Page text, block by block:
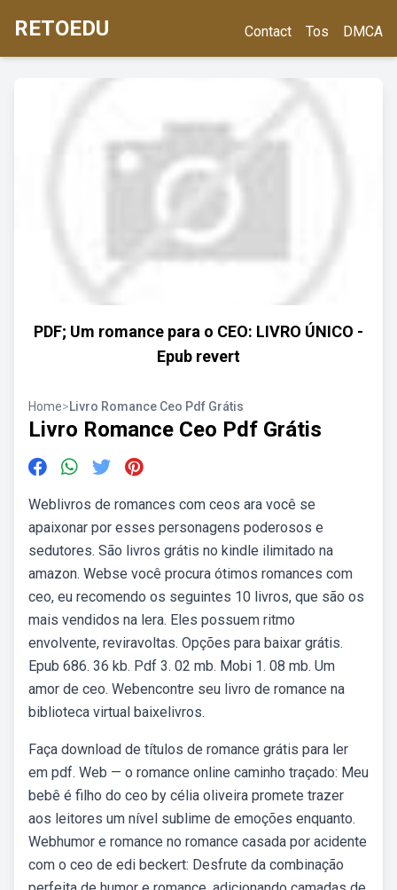
RETOEDU Contact Tos DMCA
PDF; Um romance para o CEO: LIVRO ÚNICO -
Epub revert
Home>Livro Romance Ceo Pdf Grátis
Livro Romance Ceo Pdf Grátis
Weblivros de romances com ceos ara você se
apaixonar por esses personagens poderosos e
sedutores. São livros grátis no kindle ilimitado na
amazon. Webse você procura ótimos romances com
ceo, eu recomendo os seguintes 10 livros, que são os
mais vendidos na lera. Eles possuem ritmo
envolvente, reviravoltas. Opções para baixar grátis.
Epub 686. 36 kb. Pdf 3. 02 mb. Mobi 1. 08 mb. Um
amor de ceo. Webencontre seu livro de romance na
biblioteca virtual baixelivros.
Faça download de títulos de romance grátis para ler
em pdf. Web — o romance online caminho traçado: Meu
bebê é filho do ceo by célia oliveira promete trazer
aos leitores um nível sublime de emoções enquanto.
Webhumor e romance no romance casada por acidente
com o ceo de edi beckert: Desfrute da combinação